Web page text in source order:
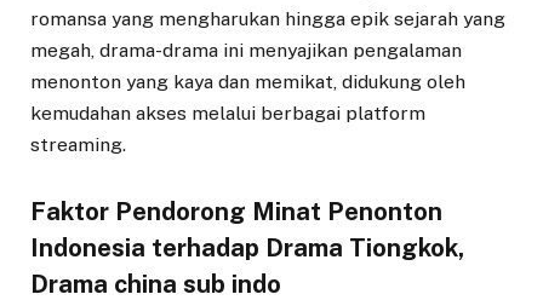
romansa yang mengharukan hingga epik sejarah yang
megah, drama-drama ini menyajikan pengalaman
menonton yang kaya dan memikat, didukung oleh
kemudahan akses melalui berbagai platform
streaming.
Faktor Pendorong Minat Penonton
Indonesia terhadap Drama Tiongkok,
Drama china sub indo